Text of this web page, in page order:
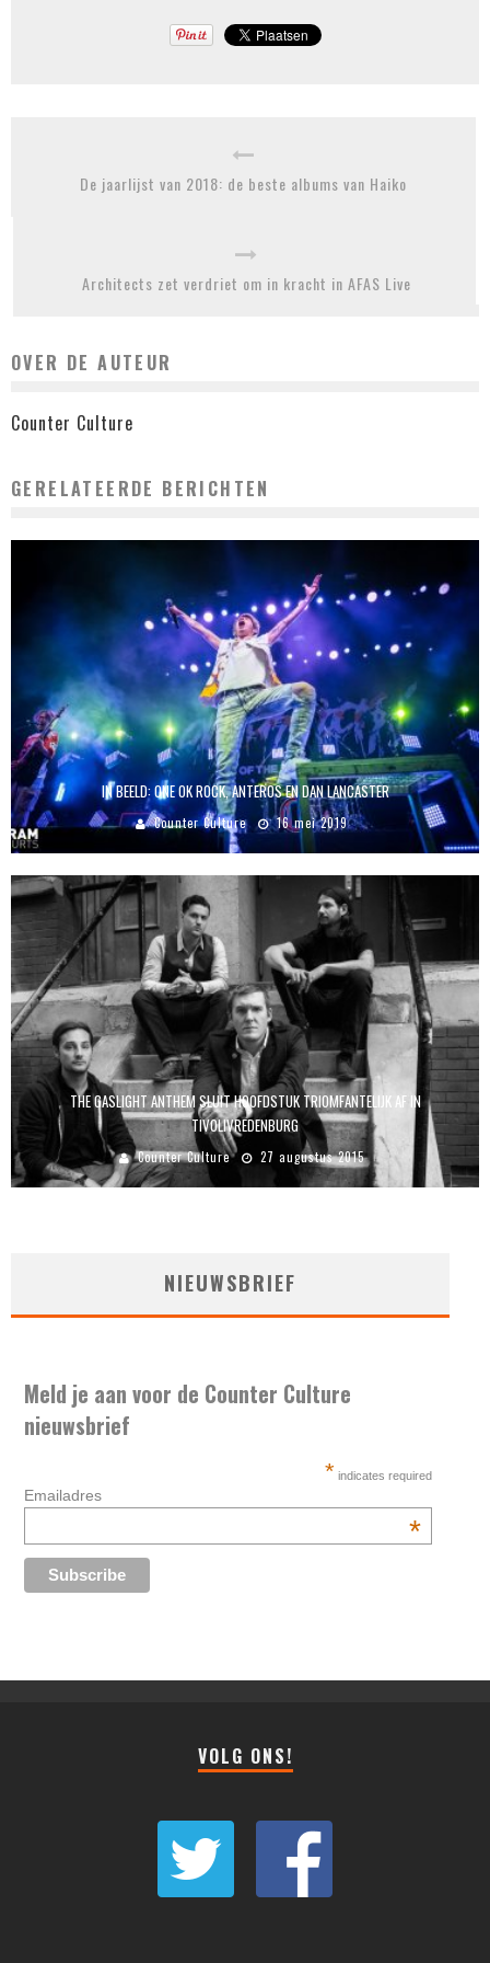
De jaarlijst van 2018: de beste albums van Haiko
Architects zet verdriet om in kracht in AFAS Live
OVER DE AUTEUR
Counter Culture
GERELATEERDE BERICHTEN
IN BEELD: ONE OK ROCK, ANTEROS EN DAN LANCASTER
Counter Culture 16 mei 2019
THE GASLIGHT ANTHEM SLUIT HOOFDSTUK TRIOMFANTELIJK AF IN
TIVOLIVREDENBURG
Counter Culture 27 augustus 2015
NIEUWSBRIEF
Meld je aan voor de Counter Culture
nieuwsbrief
* indicates required
Emailadres
*
VOLG ONS!